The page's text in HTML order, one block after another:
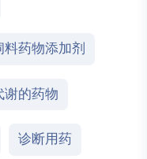
料药物添加剂
谢的药物
诊断用药